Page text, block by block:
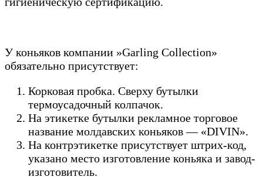
У коньяков компании »Garling Collection»
обязательно присутствует:
Корковая пробка. Сверху бутылки
термоусадочный колпачок.
На этикетке бутылки рекламное торговое
название молдавских коньяков — «DIVIN».
На контрэтикетке присутствует штрих-код,
указано место изготовление коньяка и завод-
изготовитель.